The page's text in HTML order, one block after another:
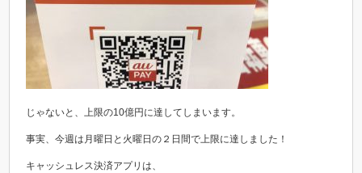
じゃないと、上限の10億円に達してしまいます。
事実、今週は月曜日と火曜日の２日間で上限に達しました！
キャッシュレス決済アプリは、